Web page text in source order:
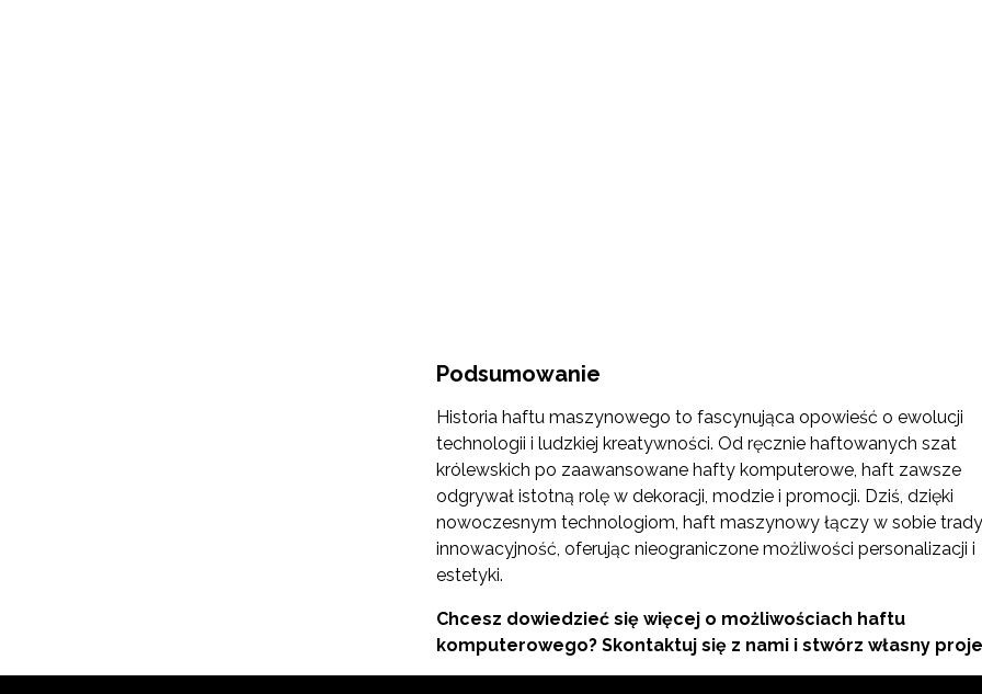
Podsumowanie
Historia haftu maszynowego to fascynująca opowieść o ewolucji
technologii i ludzkiej kreatywności. Od ręcznie haftowanych szat
królewskich po zaawansowane hafty komputerowe, haft zawsze
odgrywał istotną rolę w dekoracji, modzie i promocji. Dziś, dzięki
nowoczesnym technologiom, haft maszynowy łączy w sobie
innowacyjność, oferując nieograniczone możliwości personalizacji i
estetyki.
Chcesz dowiedzieć się więcej o możliwościach haftu
komputerowego? Skontaktuj się z nami i stwórz własny